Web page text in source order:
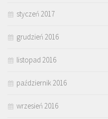
styczeń 2017
grudzień 2016
listopad 2016
październik 2016
wrzesień 2016